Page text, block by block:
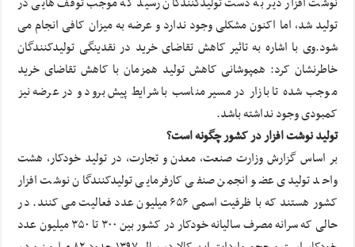
تولید شد، اما اکنون مشکلی وجود ندارد و عرضه به میزان کافی انجام می
شود.وی با اشاره به تاثیر کاهش تقاضای خرید در نقدینگی تولیدکنندگان
خاطرنشان کرد: همپوشانی کاهش تولید همزمان با کاهش تقاضای خرید
موجب شده تا بازار در مسیر مناسب با شرایط پیش برود و در عرضه نیز
کمبودی وجود نداشته باشد.
تولیدنوشتافزاردر کشور چگونه است؟
بر اساس گزارش وزارت صنعت، معدن و تجارت، در تولید خودکار، هشت
واحد تولیدی عضو انجمن صنفی کارفرمایی تولیدکنندگان نوشت افزار
کشور هستند که با ظرفیت اسمی ۶۵۶ میلیون عدد فعالیت می کنند. در
حالی که سرانه مصرف سالیانه خودکار در کشور بین ۳۰۰ تا ۳۵۰ میلیون عدد